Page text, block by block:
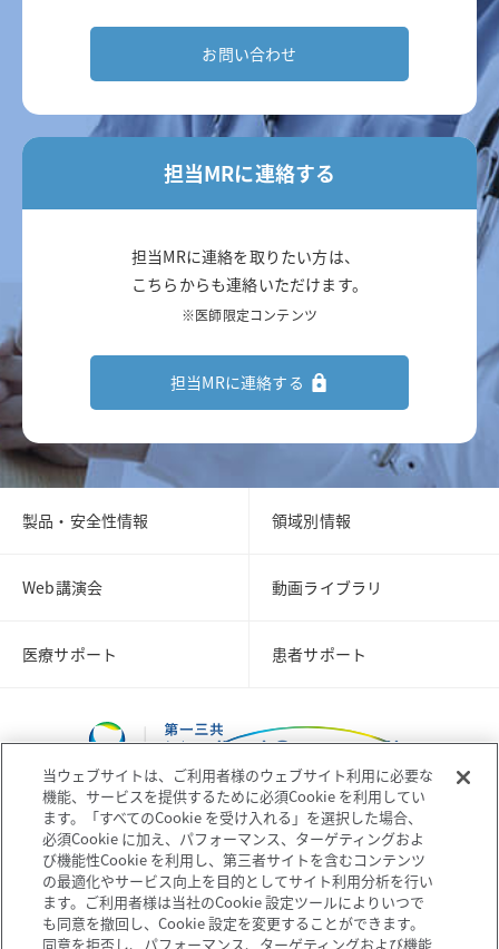
ナルサス・ナルラピド・ナルベイン
デリタクト
エザルミア
フルミスト
ミムリット
お問い合わせ
担当MRに連絡する
担当MRに連絡を取りたい方は、
こちらからも連絡いただけます。
※医師限定コンテンツ
担当MRに連絡する
製品・安全性情報 領域別情報
Web講演会 動画ライブラリ
医療サポート 患者サポート
コーポレートサイト 企業情報
個人情報の取扱いについて プライバシーポリシー
当ウェブサイトは、ご利用者様のウェブサイト利用に必要な
機能、サービスを提供するために必須Cookie を利用してい
ます。「すべてのCookie を受け入れる」を選択した場合、
必須Cookie に加え、パフォーマンス、ターゲティングおよ
び機能性Cookie を利用し、第三者サイトを含むコンテンツ
の最適化やサービス向上を目的としてサイト利用分析を行い
ます。ご利用者様は当社のCookie 設定ツールによりいつで
も同意を撤回し、Cookie 設定を変更することができます。
同意を拒否し、パフォーマンス、ターゲティングおよび機能